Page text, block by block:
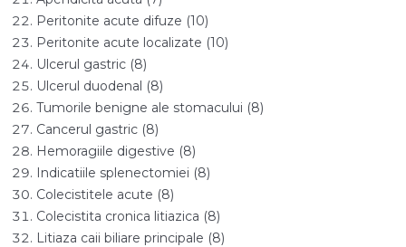
Peritonite acute difuze (10)
Peritonite acute localizate (10)
Ulcerul gastric (8)
Ulcerul duodenal (8)
Tumorile benigne ale stomacului (8)
Cancerul gastric (8)
Hemoragiile digestive (8)
Indicatiile splenectomiei (8)
Colecistitele acute (8)
Colecistita cronica litiazica (8)
Litiaza caii biliare principale (8)